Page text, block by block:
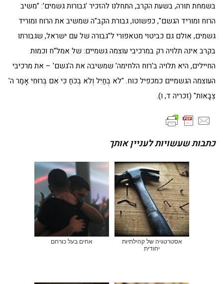
בשמחת תורה, בשעת הקרב, התחלנו להזכיר 'גבורות גשמים': "משיב
הרוח ומוריד הגשם", כפשוטו, גבורת הקב"ה שמשיב את הרוח ומוריד
גשמים, אולם גם כביטוי מטאפורי ל"גבורה של עם ישראל, שגבורתו
בקרב אינה תלויה רק במרכיבי עוצמה גשמיים: של אמל"ח וכמות
החיילים, היא תלויה ב'רוח הלחימה' שמשיבה את ה'גשם' – את מרכיבי
העוצמה הגשמיים כמכפיל כוח. "לֹא בְחַיִל וְלֹא בְכֹחַ כִּי אִם בְּרוּחִי אָמַר ה'
צְבָאוֹת" (זכריה ד, ו).
כתבות שעשויות לעניין אותך
אסטרטגיה של קהילתיות
יחודית
אחים בעל כורחם